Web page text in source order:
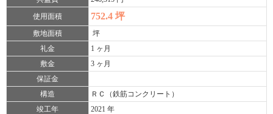
使用面積
752.4 坪
敷地面積
坪
礼金
1 ヶ月
敷金
3 ヶ月
保証金
構造
ＲＣ（鉄筋コンクリート）
竣工年
2021 年